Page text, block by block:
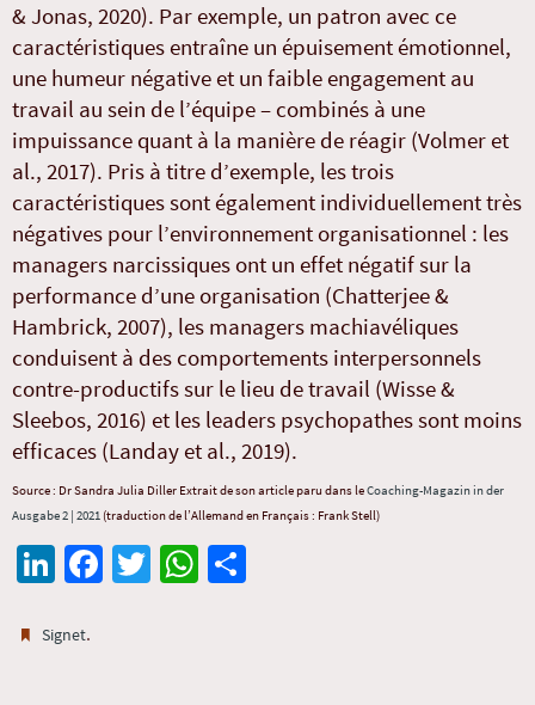
& Jonas, 2020). Par exemple, un patron avec ce
caractéristiques entraîne un épuisement émotionnel,
une humeur négative et un faible engagement au
travail au sein de l’équipe – combinés à une
impuissance quant à la manière de réagir (Volmer et
al., 2017). Pris à titre d’exemple, les trois
caractéristiques sont également individuellement très
négatives pour l’environnement organisationnel : les
managers narcissiques ont un effet négatif sur la
performance d’une organisation (Chatterjee &
Hambrick, 2007), les managers machiavéliques
conduisent à des comportements interpersonnels
contre-productifs sur le lieu de travail (Wisse &
Sleebos, 2016) et les leaders psychopathes sont moins
efficaces (Landay et al., 2019).
Source : Dr Sandra Julia Diller Extrait de son article paru dans leCoaching-Magazin in der
Ausgabe 2 | 2021 (traduction de l’Allemand en Français : Frank Stell)
Li
ke
Fa T
W
Signet.